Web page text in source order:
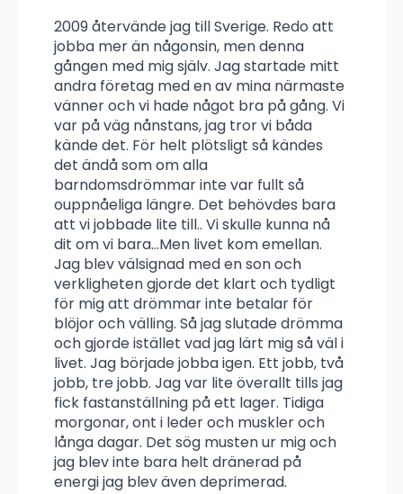
2009 återvände jag till Sverige. Redo att
jobba mer än någonsin, men denna
gången med mig själv. Jag startade mitt
andra företag med en av mina närmaste
vänner och vi hade något bra på gång. Vi
var på väg nånstans, jag tror vi båda
kände det. För helt plötsligt så kändes
det ändå som om alla
barndomsdrömmar inte var fullt så
ouppnåeliga längre. Det behövdes bara
att vi jobbade lite till.. Vi skulle kunna nå
dit om vi bara…Men livet kom emellan.
Jag blev välsignad med en son och
verkligheten gjorde det klart och tydligt
för mig att drömmar inte betalar för
blöjor och välling. Så jag slutade drömma
och gjorde istället vad jag lärt mig så väl i
livet. Jag började jobba igen. Ett jobb, två
jobb, tre jobb. Jag var lite överallt tills jag
fick fastanställning på ett lager. Tidiga
morgonar, ont i leder och muskler och
långa dagar. Det sög musten ur mig och
jag blev inte bara helt dränerad på
energi jag blev även deprimerad.